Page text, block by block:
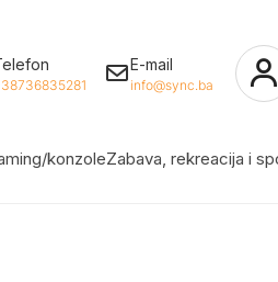
E-mail
info@sync.ba
konzoleZabava, rekreacija i